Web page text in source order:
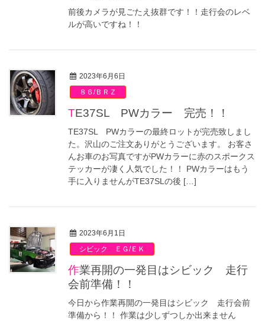
前後カメラが見ごたえ抜群です！！走行会のレベ
ルが高いですね！！
2023年6月6日
８６/ＢＲＺ
TE37SL PWカラー 完売！！
TE37SL PWカラーの最終ロットが完売致しまし
た。沢山のご注文ありがとうございます。 お客さ
んお車のお写真ですがPWカラーに赤のスポークス
テッカーが凄く人気でした！！ PWカラーはもう
手に入りませんがTE37SLの後 […]
2023年6月1日
シビック ＥＧ/ＥＫ
作業再開の一発目はシビック 走行
会前準備！！
今日から作業再開の一発目はシビック 走行会前
準備から！！ 作業は少しずつしか出来ません